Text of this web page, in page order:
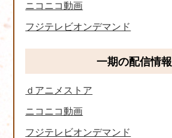
ニコニコ動画
フジテレビオンデマンド
一期の配信情報
ｄアニメストア
ニコニコ動画
フジテレビオンデマンド